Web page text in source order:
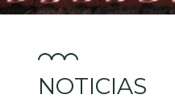
NOTICIAS